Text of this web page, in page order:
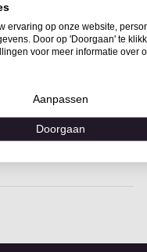
ervaring op onze website,
Door op 'Doorgaan' te
voor meer informatie over
Aanpassen
Doorgaan